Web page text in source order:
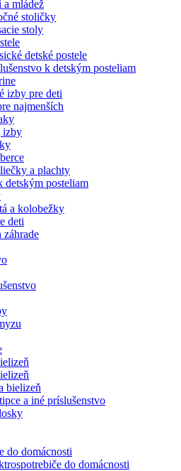
a mládež
stoličky
stoly
detské postele
k detským posteliam
izby pre deti
najmenších
izby
a plachty
detským posteliam
a kolobežky
deti
záhrade
bielizeň
a iné príslušenstvo
do domácnosti
do domácnosti